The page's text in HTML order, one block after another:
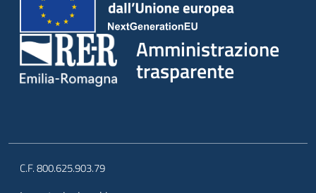
Amministrazione
trasparente
C.F. 800.625.903.79